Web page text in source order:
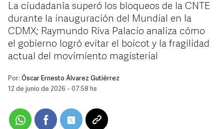
La ciudadanía superó los bloqueos de la CNTE
durante la inauguración del Mundial en la
CDMX; Raymundo Riva Palacio analiza cómo
el gobierno logró evitar el boicot y la fragilidad
actual del movimiento magisterial
Por: Óscar Ernesto Álvarez Gutiérrez
12 de junio de 2026 - 07:58 hs